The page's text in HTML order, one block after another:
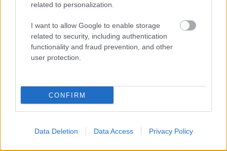
related to personalization.
I want to allow Google to enable storage
related to security, including authentication
functionality and fraud prevention, and other
user protection.
CONFIRM
Data Deletion Data Access Privacy Policy
ανοίγουν τον δρόμο για μικρότερες
και αποδοτικότερες κβαντικές
συσκευές